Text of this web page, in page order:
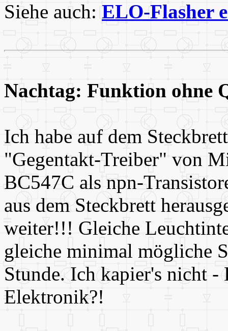
Siehe auch: ELO-Flasher
Nachtag: Funktion ohne
Ich habe auf dem
"Gegentakt-Treiber" von
BC547C als npn-
aus dem Steckbrett
weiter!!! Gleiche
gleiche minimal mögliche
Stunde. Ich kapier's nicht
Elektronik?!